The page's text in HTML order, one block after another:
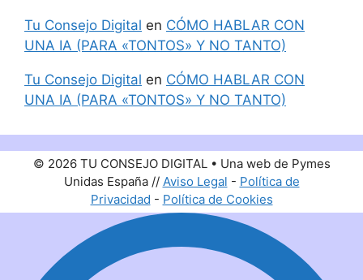
Tu Consejo Digital en CÓMO HABLAR CON
UNA IA (PARA «TONTOS» Y NO TANTO)
Tu Consejo Digital en CÓMO HABLAR CON
UNA IA (PARA «TONTOS» Y NO TANTO)
© 2026 TU CONSEJO DIGITAL • Una web de Pymes
Unidas España // Aviso Legal - Política de
Privacidad - Política de Cookies